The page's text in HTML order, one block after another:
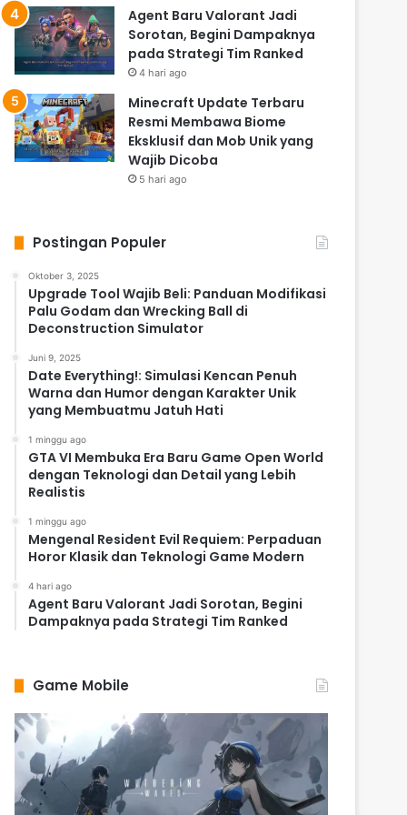
Agent Baru Valorant Jadi
Sorotan, Begini Dampaknya
pada Strategi Tim Ranked
4 hari ago
Minecraft Update Terbaru
Resmi Membawa Biome
Eksklusif dan Mob Unik yang
Wajib Dicoba
5 hari ago
Postingan Populer
Oktober 3, 2025
Upgrade Tool Wajib Beli: Panduan Modifikasi
Palu Godam dan Wrecking Ball di
Deconstruction Simulator
Juni 9, 2025
Date Everything!: Simulasi Kencan Penuh
Warna dan Humor dengan Karakter Unik
yang Membuatmu Jatuh Hati
1 minggu ago
GTA VI Membuka Era Baru Game Open World
dengan Teknologi dan Detail yang Lebih
Realistis
1 minggu ago
Mengenal Resident Evil Requiem: Perpaduan
Horor Klasik dan Teknologi Game Modern
4 hari ago
Agent Baru Valorant Jadi Sorotan, Begini
Dampaknya pada Strategi Tim Ranked
Game Mobile